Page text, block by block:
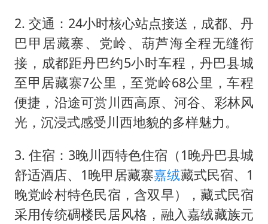
2. 交通：24小时核心站点接送，成都、丹
巴甲居藏寨、党岭、葫芦海全程无缝衔
接，成都距丹巴约5小时车程，丹巴县城
至甲居藏寨7公里，至党岭68公里，车程
便捷，沿途可赏川西高原、河谷、彩林风
光，沉浸式感受川西地貌的多样魅力。
3. 住宿：3晚川西特色住宿（1晚丹巴县城
舒适酒店、1晚甲居藏寨嘉绒藏式民宿、1
晚党岭村特色民宿，含双早），藏式民宿
采用传统碉楼民居风格，融入嘉绒藏族元